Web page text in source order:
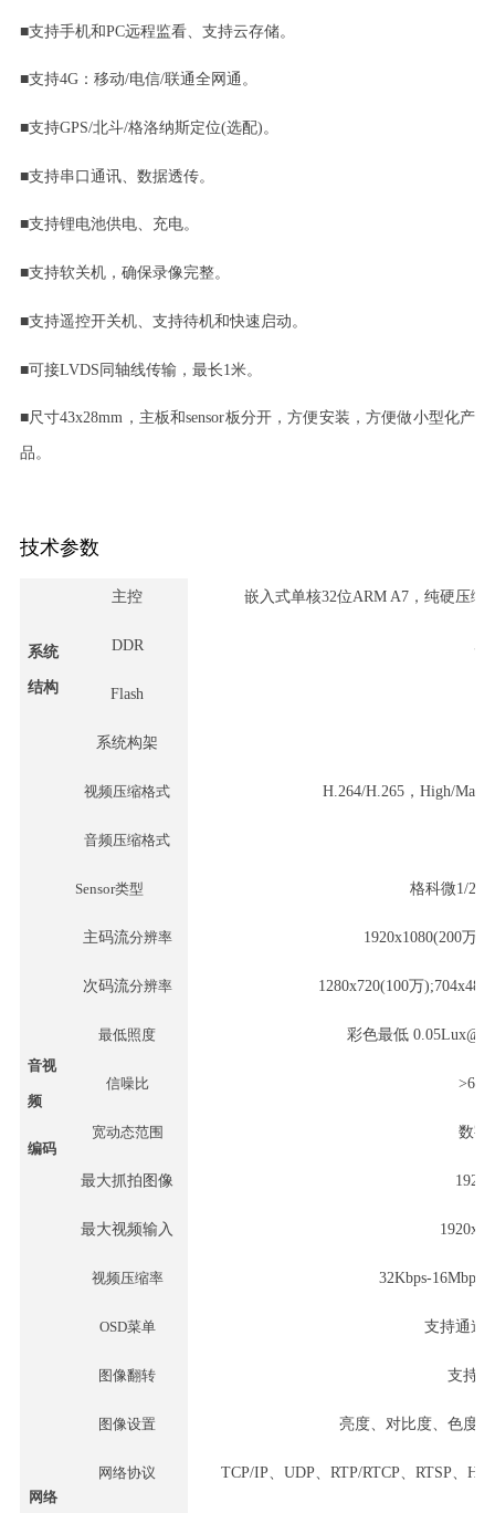
■支持手机和PC远程监看、支持云存储。
■支持4G：移动/电信/联通全网通。
■支持GPS/北斗/格洛纳斯定位(选配)。
■支持串口通讯、数据透传。
■支持锂电池供电、充电。
■支持软关机，确保录像完整。
■支持遥控开关机、支持待机和快速启动。
■可接LVDS同轴线传输，最长1米。
■尺寸43x28mm，主板和sensor板分开，方便安装，方便做小型化产
品。
技术参数
系统
结构
主控 嵌入式单核32位ARM A7，纯硬压缩
DDR
Flash
系统构架
音视
频
编码
视频压缩格式 H.264/H.265，High/
音频压缩格式
Sensor类型 格科微1/
主码流分辨率 1920x1080(200万)/
次码流分辨率 1280x720(100万
最低照度 彩色最低
信噪比 >6
宽动态范围 数字
最大抓拍图像
最大视频输入
视频压缩率 32Kbps-16Mbps
OSD菜单 支持通道
图像翻转 支持
图像设置 亮度、对比度、色度
网络
网络协议 TCP/IP、UDP、RTP/RTCP、RTSP、